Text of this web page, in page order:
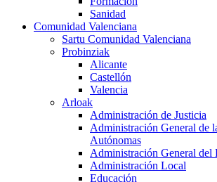
Sanidad
Comunidad Valenciana
Sartu Comunidad Valenciana
Probinziak
Alicante
Castellón
Valencia
Arloak
Administración de Justicia
Administración General de
Autónomas
Administración General del
Administración Local
Educación